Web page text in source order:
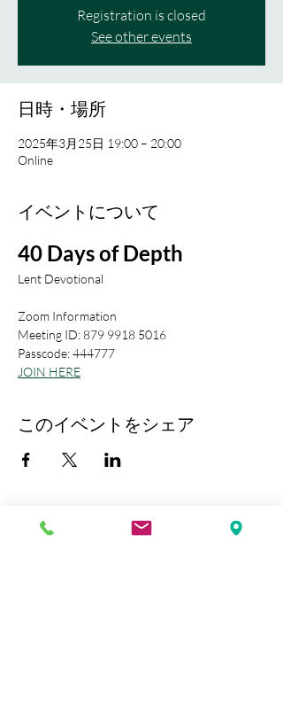
Registration is closed
See other events
日時・場所
2025年3月25日 19:00 – 20:00
Online
イベントについて
40 Days of Depth
Lent Devotional
Zoom Information
Meeting ID: 879 9918 5016
Passcode: 444777
JOIN HERE
このイベントをシェア
Kobe Union Church